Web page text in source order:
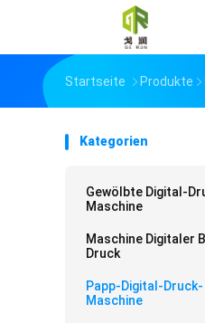
Startseite Produkte
Kategorien
Gewölbte Digital-
Maschine
Maschine Digitaler
Druck
Papp-Digital-Druck-
Maschine